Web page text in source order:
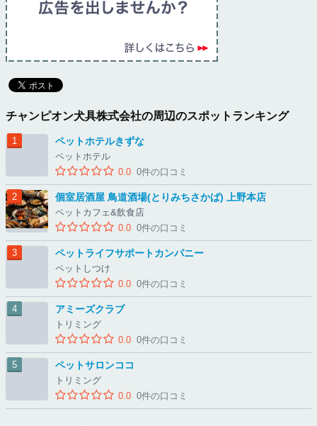
チャンピオン犬具株式会社の周辺のスポットランキング
ペットホテルきずな
ペットホテル
0.0 0件の口コミ
個室居酒屋 鳥道酒場(とりみちさかば) 上野本店
ペットカフェ&飲食店
0.0 0件の口コミ
ペットライフサポートカンパニー
ペットしつけ
0.0 0件の口コミ
アミーズクラブ
トリミング
0.0 0件の口コミ
ペットサロンココ
トリミング
0.0 0件の口コミ